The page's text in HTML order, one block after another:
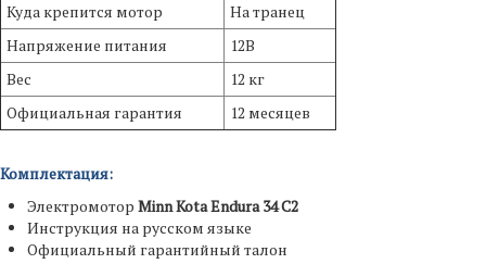
Куда крепится мотор
На транец
Напряжение питания
12В
Вес
12 кг
Официальная гарантия
12 месяцев
Комплектация:
Электромотор Minn Kota Endura 34 C2
Инструкция на русском языке
Официальный гарантийный талон